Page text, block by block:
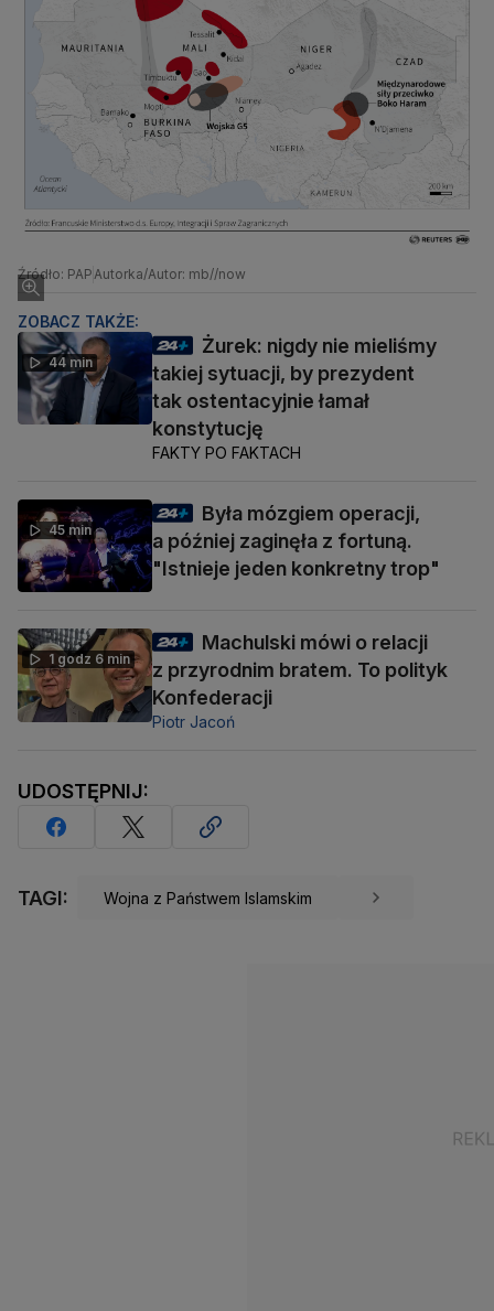
Źródło: PAPAutorka/Autor: mb//now
ZOBACZ TAKŻE:
44 min
Żurek: nigdy nie mieliśmy
takiej sytuacji, by prezydent
tak ostentacyjnie łamał
konstytucję
FAKTY PO FAKTACH
45 min
Była mózgiem operacji,
a później zaginęła z fortuną.
"Istnieje jeden konkretny trop"
1 godz 6 min
Machulski mówi o relacji
z przyrodnim bratem. To polityk
Konfederacji
Piotr Jacoń
UDOSTĘPNIJ:
TAGI: Wojna z Państwem Islamskim